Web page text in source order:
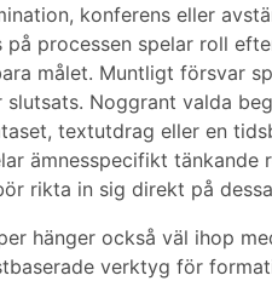
konferens eller
på processen spelar roll
målet. Muntligt försvar
slutsats. Noggrant valda
textutdrag eller en
ämnesspecifikt
rikta in sig direkt på
hänger också väl ihop
verktyg för